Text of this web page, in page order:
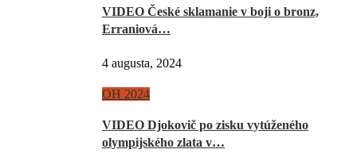
VIDEO České sklamanie v boji o bronz,
Erraniová…
4 augusta, 2024
OH 2024
VIDEO Djokovič po zisku vytúženého
olympijského zlata v…